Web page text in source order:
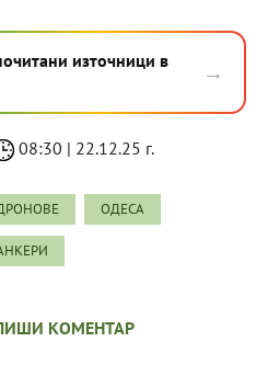
източници в
→
08:30 | 22.12.25 г.
ОДЕСА
КОМЕНТАР